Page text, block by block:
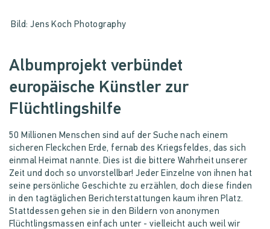
Bild: Jens Koch Photography
Albumprojekt verbündet
europäische Künstler zur
Flüchtlingshilfe
50 Millionen Menschen sind auf der Suche nach einem
sicheren Fleckchen Erde, fernab des Kriegsfeldes, das sich
einmal Heimat nannte. Dies ist die bittere Wahrheit unserer
Zeit und doch so unvorstellbar! Jeder Einzelne von ihnen hat
seine persönliche Geschichte zu erzählen, doch diese finden
in den tagtäglichen Berichterstattungen kaum ihren Platz.
Stattdessen gehen sie in den Bildern von anonymen
Flüchtlingsmassen einfach unter - vielleicht auch weil wir